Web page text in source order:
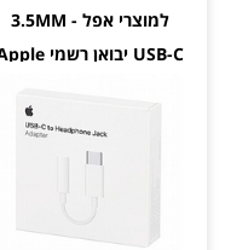
למוצרי אפל 3.5MM -
USB-C יבואן רשמי Apple